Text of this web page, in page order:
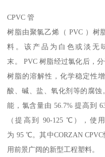
CPVC 管
树脂由聚氯乙烯（ PVC ）树
料。该产品为白色或淡无
末。 PVC 树脂经过氯化后，
树脂的溶解性，化学稳定性
酸、碱、盐、氧化剂等的腐
能，氯含量由 56.7% 提高到
（提高到 90-125 ℃），使
为 95 ℃。其中CORZAN
用前景广阔的新型工程塑料。